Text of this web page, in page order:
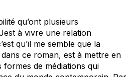
qu’ont plusieurs
à vivre une relation
qu’il me semble que la
dans ce roman, est à mettre en
formes de médiations qui